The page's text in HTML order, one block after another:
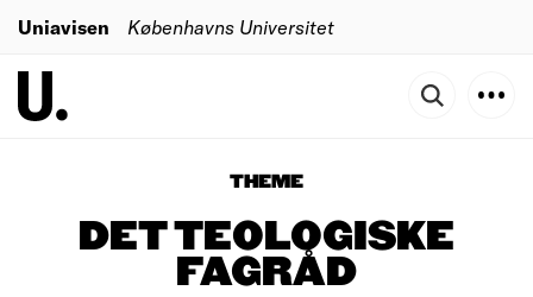
Uniavisen Københavns Universitet
THEME
DET TEOLOGISKE
FAGRÅD